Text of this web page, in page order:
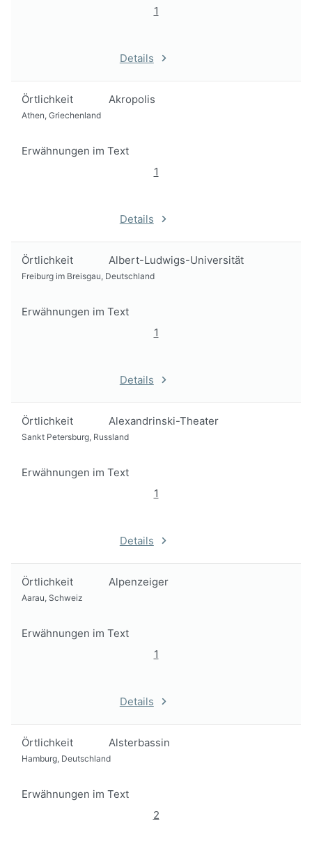
1
Details
Örtlichkeit Akropolis
Athen, Griechenland
Erwähnungen im Text
1
Details
Örtlichkeit Albert-Ludwigs-Universität
Freiburg im Breisgau, Deutschland
Erwähnungen im Text
1
Details
Örtlichkeit Alexandrinski-Theater
Sankt Petersburg, Russland
Erwähnungen im Text
1
Details
Örtlichkeit Alpenzeiger
Aarau, Schweiz
Erwähnungen im Text
1
Details
Örtlichkeit Alsterbassin
Hamburg, Deutschland
Erwähnungen im Text
2